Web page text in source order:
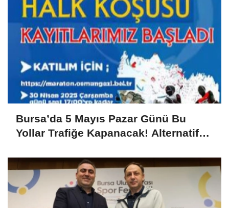
Bursa’da 5 Mayıs Pazar Günü Bu
Yollar Trafiğe Kapanacak! Alternatif